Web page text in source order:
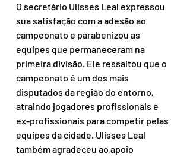
O secretário Ulisses Leal expressou
sua satisfação com a adesão ao
campeonato e parabenizou as
equipes que permaneceram na
primeira divisão. Ele ressaltou que o
campeonato é um dos mais
disputados da região do entorno,
atraindo jogadores profissionais e
ex-profissionais para competir pelas
equipes da cidade. Ulisses Leal
também agradeceu ao apoio